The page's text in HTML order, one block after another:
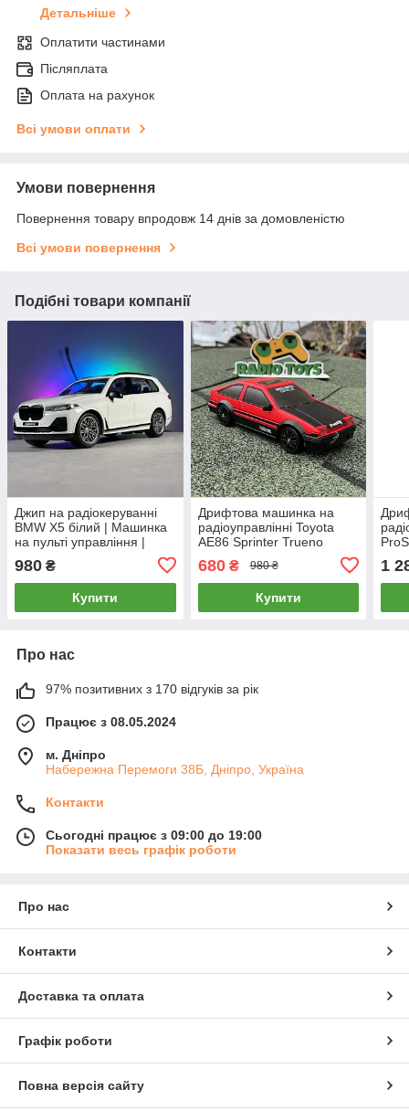
Детальніше
Оплатити частинами
Післяплата
Оплата на рахунок
Всі умови оплати
Умови повернення
Повернення товару впродовж 14 днів за домовленістю
Всі умови повернення
Подібні товари компанії
Джип на радіокеруванні
BMW X5 білий | Машинка
на пульті управління |
980 ₴
Купити
Дрифтова машинка на
радіоуправлінні Toyota
AE86 Sprinter Trueno
Червона | Машинка для
дрифту на пульті
управління | Дрифт
680₴ 980 ₴
Купити
1
Про нас
97% позитивних з 170 відгуків за рік
Працює з 08.05.2024
м. Дніпро
Набережна Перемоги 38Б, Дніпро, Україна
Контакти
Сьогодні працює з 09:00 до 19:00
Показати весь графік роботи
Про нас
Контакти
Доставка та оплата
Графік роботи
Повна версія сайту